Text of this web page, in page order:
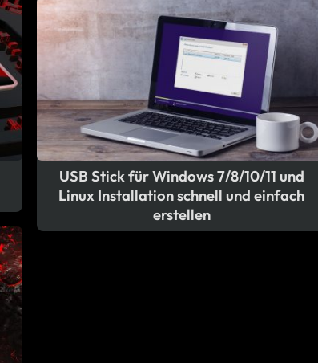
USB Stick für Windows 7/8/10/11 und
Linux Installation schnell und einfach
erstellen